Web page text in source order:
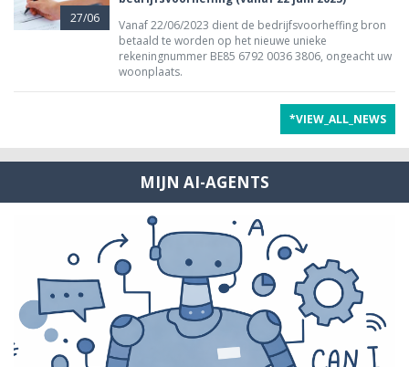
27/06
Vanaf 22/06/2023 dient de bedrijfsvoorheffing bron
betaald te worden op het nieuwe unieke
rekeningnummer BE85 6792 0036 3806, ongeacht uw
woonplaats.
*VIEW_ALL_NEWS
MIJN AI-AGENTS